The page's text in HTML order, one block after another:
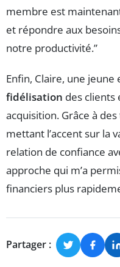
membre est
et répondre aux
notre productivité.”
Enfin, Claire, une jeune
fidélisation des clients
acquisition. Grâce à
mettant l’accent sur la
relation de confiance
approche qui m’a
financiers plus
Partager :